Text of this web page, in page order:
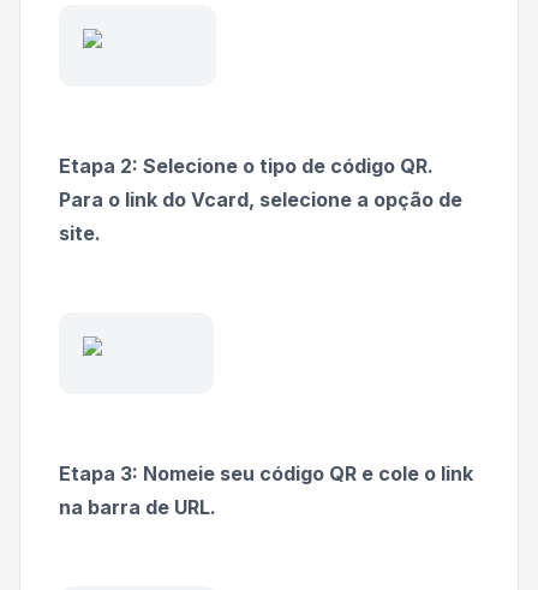
Etapa 2: Selecione o tipo de código QR.
Para o link do Vcard, selecione a opção de
site.
Etapa 3: Nomeie seu código QR e cole o link
na barra de URL.